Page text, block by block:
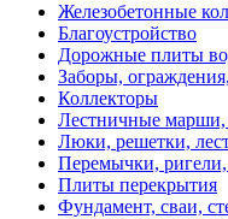
Железобетонные
Благоустройство
Дорожные плиты
Заборы,
Коллекторы
Лестничные
Люки, решетки,
Перемычки,
Плиты перекрытия
Фундамент, сваи,